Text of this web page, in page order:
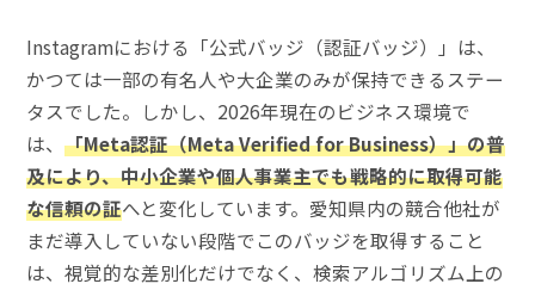
Instagramにおける「公式バッジ（認証バッジ）」は、
かつては一部の有名人や大企業のみが保持できるステー
タスでした。しかし、2026年現在のビジネス環境で
は、「Meta認証（Meta Verified for Business）」の普
及により、中小企業や個人事業主でも戦略的に取得可能
な信頼の証へと変化しています。愛知県内の競合他社が
まだ導入していない段階でこのバッジを取得すること
は、視覚的な差別化だけでなく、検索アルゴリズム上の